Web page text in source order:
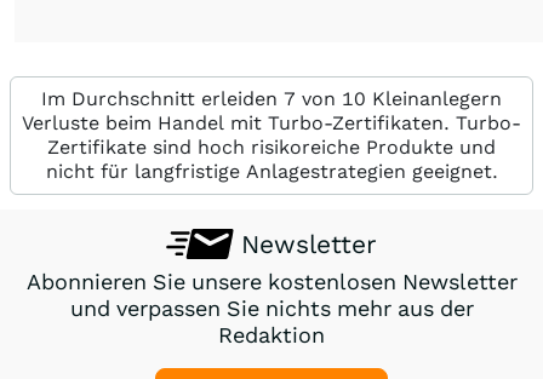
Im Durchschnitt erleiden 7 von 10 Kleinanlegern
Verluste beim Handel mit Turbo-Zertifikaten. Turbo-
Zertifikate sind hoch risikoreiche Produkte und
nicht für langfristige Anlagestrategien geeignet.
Newsletter
Abonnieren Sie unsere kostenlosen Newsletter
und verpassen Sie nichts mehr aus der
Redaktion